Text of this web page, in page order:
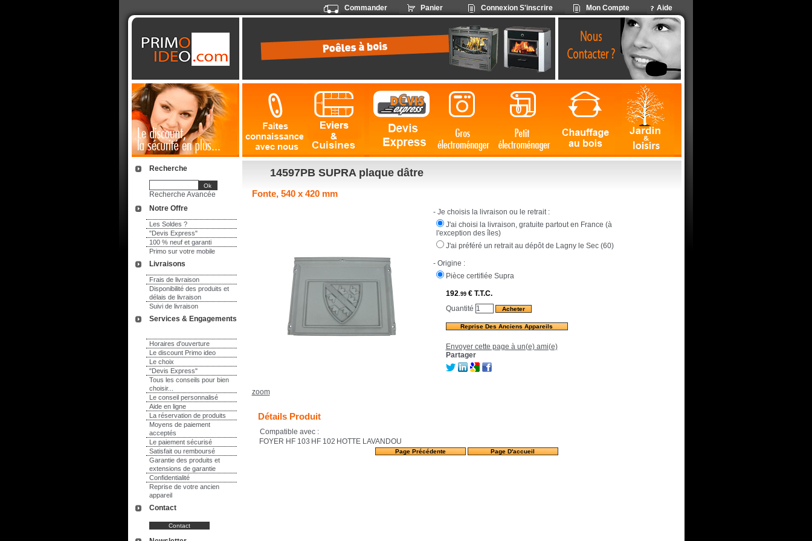
Aide
Mon Compte
Connexion S'inscrire
Panier
Commander
Notre Offre
Les Soldes ?
"Devis Express"
100 % neuf et garanti
Primo sur votre mobile
Livraisons
Frais de livraison
Disponibilité des produits et
délais de livraison
Suivi de livraison
Services & Engagements
Horaires d'ouverture
Le discount Primo ideo
Le choix
"Devis Express"
Tous les conseils pour bien
choisir...
Le conseil personnalisé
Aide en ligne
La réservation de produits
Moyens de paiement
acceptés
Le paiement sécurisé
Satisfait ou remboursé
Garantie des produits et
extensions de garantie
Confidentialité
Reprise de votre ancien
appareil
Recherche
Recherche Avancée
Contact
14597PB SUPRA plaque dâtre
Fonte, 540 x 420 mm
zoom
- Je choisis la livraison ou le retrait :
J'ai choisi la livraison, gratuite partout en France (à
l'exception des îles)
J'ai préféré un retrait au dépôt de Lagny le Sec (60)
- Origine :
Pièce certifiée Supra
192.99€ T.T.C.
Quantité
Reprise Des Anciens Appareils
Envoyer cette page à un(e) ami(e)
Partager
Détails Produit
Compatible avec :
FOYER HF 103 HF 102 HOTTE LAVANDOU